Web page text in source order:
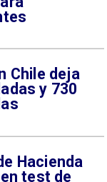
Chile deja
y 730
Hacienda
test de